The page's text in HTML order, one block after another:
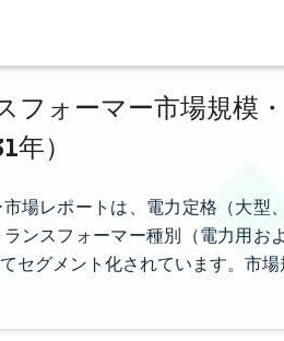
フォーマー市場規模
）
場レポートは、電力定格（大型
ンスフォーマー種別（電力用お
セグメント化されています。市